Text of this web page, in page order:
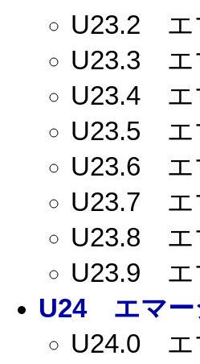
U23.2 エ
U23.3 エ
U23.4 エ
U23.5 エ
U23.6 エ
U23.7 エ
U23.8 エ
U23.9 エ
U24エマー
U24.0 エ